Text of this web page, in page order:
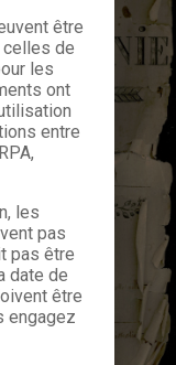
être
celles de
les
ont
entre
les
pas
pas être
date de
être
engagez